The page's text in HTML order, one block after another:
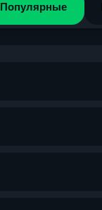
Популярные